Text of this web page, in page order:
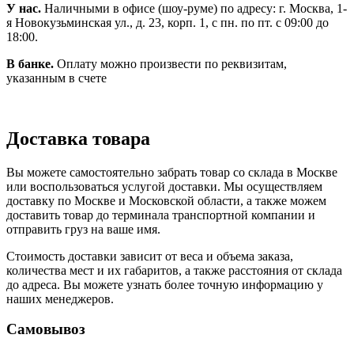
У нас. Наличными в офисе (шоу-руме) по адресу: г. Москва, 1-
я Новокузьминская ул., д. 23, корп. 1, с пн. по пт. с 09:00 до
18:00.
В банке. Оплату можно произвести по реквизитам,
указанным в счете
Доставка товара
Вы можете самостоятельно забрать товар со склада в Москве
или воспользоваться услугой доставки. Мы осуществляем
доставку по Москве и Московской области, а также можем
доставить товар до терминала транспортной компании и
отправить груз на ваше имя.
Стоимость доставки зависит от веса и объема заказа,
количества мест и их габаритов, а также расстояния от склада
до адреса. Вы можете узнать более точную информацию у
наших менеджеров.
Самовывоз